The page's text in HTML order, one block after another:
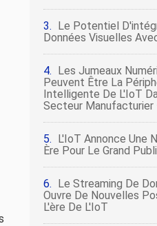
Le Potentiel
Données Visuelles
Les Jumeaux
Peuvent Être La
Intelligente De L'IoT
Secteur Manufacturier
L'IoT Annonce Une
Ère Pour Le Grand
Le Streaming De
Ouvre De Nouvelles
L'ère De L'IoT